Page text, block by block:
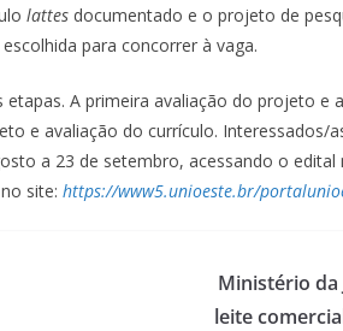
lattes documentado e o projeto de
para concorrer à vaga.
etapas. A primeira avaliação do projeto
e avaliação do currículo. Interessados/
a 23 de setembro, acessando o
site: https://www5.unioeste.br/
Ministério da
leite